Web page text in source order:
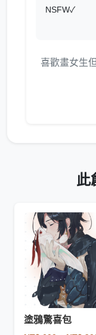
NSFW✓
喜歡畫女生
此
塗鴉驚喜包